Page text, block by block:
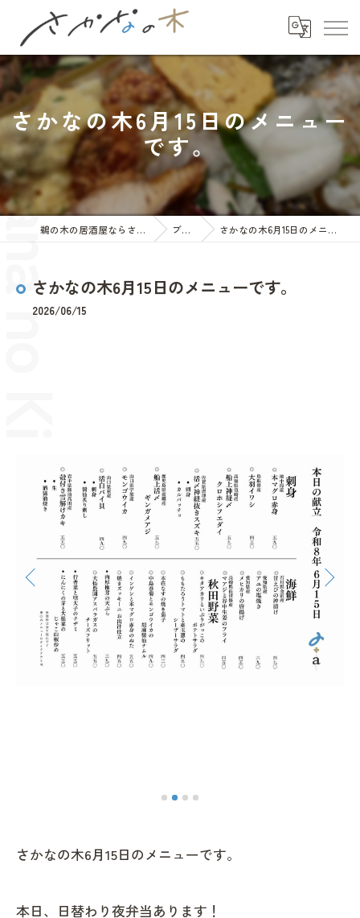
さかなの木6月15日のメニュー
です。
鵜の木の居酒屋ならさかなの木 ブログ さかなの木6月15日のメニューです。
さかなの木6月15日のメニューです。
2026/06/15
さかなの木6月15日のメニューです。
本日、日替わり夜弁当あります！